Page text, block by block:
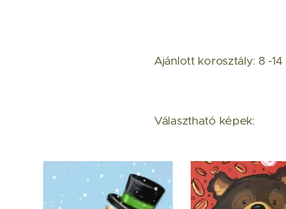
Ajánlott korosztály: 8 -14
Választható képek: